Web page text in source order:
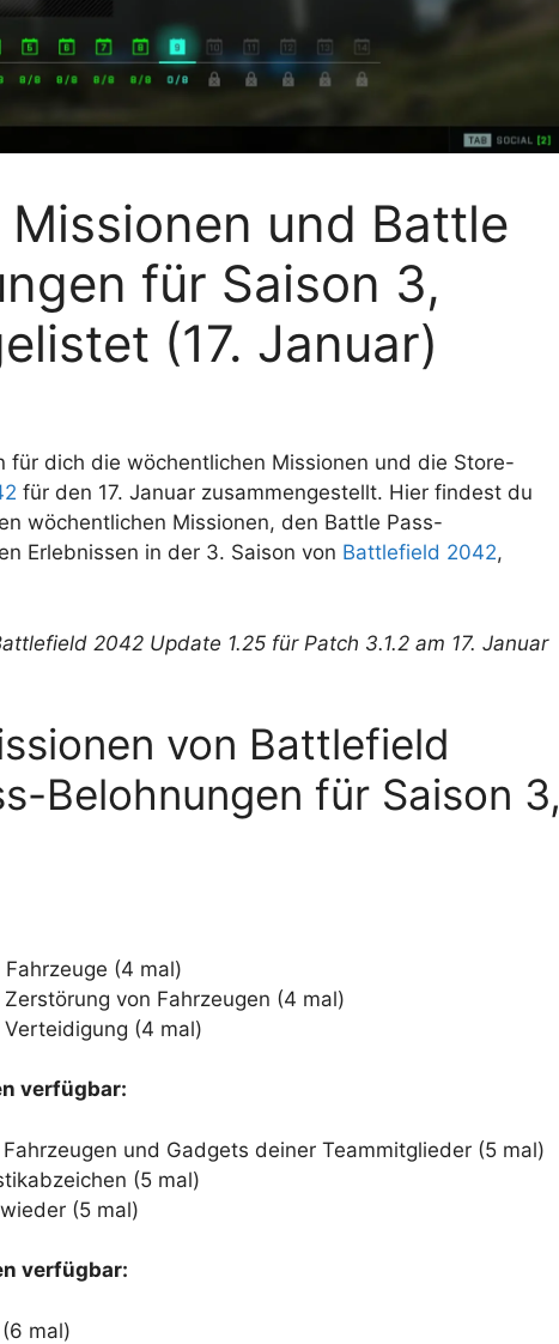
und Battle
für Saison 3,
(17. Januar)
für dich die wöchentlichen Missionen und die Store-
für den 17. Januar zusammengestellt. Hier findest du
wöchentlichen Missionen, den Battle Pass-
Erlebnissen in der 3. Saison von Battlefield 2042,
2042 Update 1.25 für Patch 3.1.2 am 17. Januar
von Battlefield
Belohnungen für Saison 3,
(4 mal)
von Fahrzeugen (4 mal)
(4 mal)
verfügbar:
und Gadgets deiner Teammitglieder (5 mal)
(5 mal)
(5 mal)
verfügbar:
mal)